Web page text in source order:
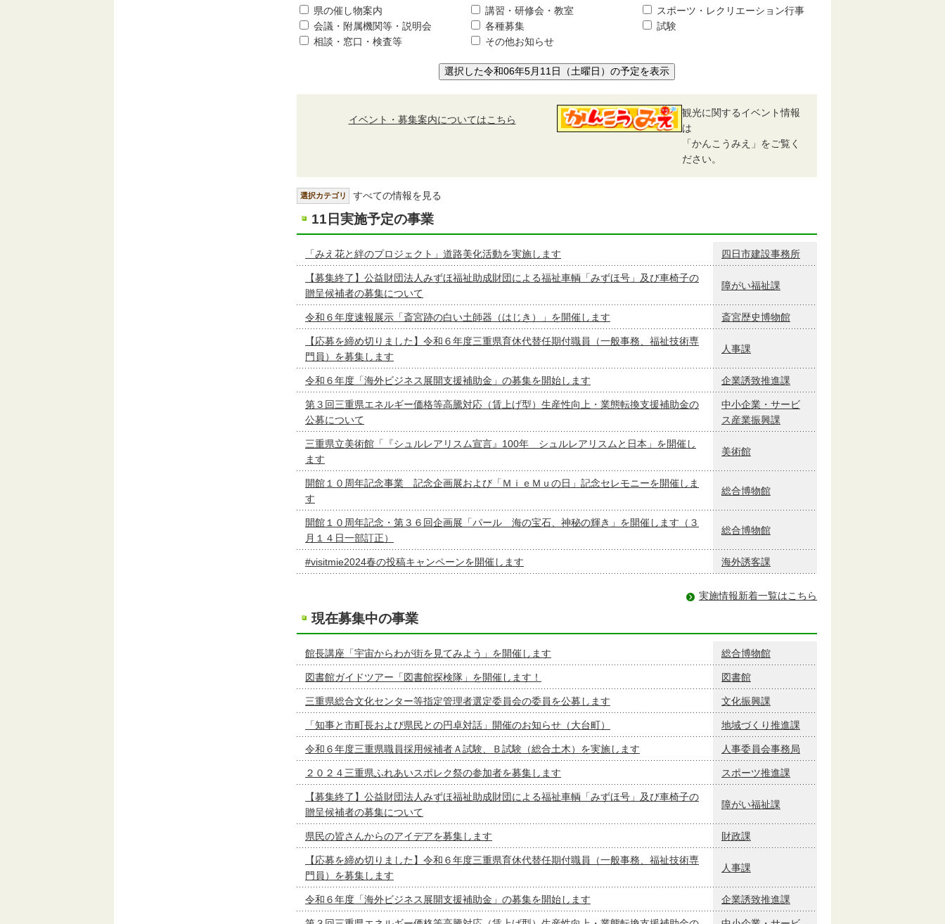
県の催し物案内 講習・研修会・教室
スポーツ・レクリエーション行事
会議・附属機関等・説明会
各種募集
試験
相談・窓口・検査等
その他お知らせ
選択した令和06年5月11日（土曜日）の予定を表示
イベント・募集案内についてはこちら
観光に関するイベント情報
は
「かんこうみえ」をご覧く
ださい。
選択カテゴリ すべての情報を見る
11日実施予定の事業
「みえ花と絆のプロジェクト」道路美化活動を実施します 四日市建設事務所
【募集終了】公益財団法人みずほ福祉助成財団による福祉車輌「みずほ号」及び車椅子の
贈呈候補者の募集について
障がい福祉課
令和６年度速報展示「斎宮跡の白い土師器（はじき）」を開催します 斎宮歴史博物館
【応募を締め切りました】令和６年度三重県育休代替任期付職員（一般事務、福祉技術専
門員）を募集します
人事課
令和６年度「海外ビジネス展開支援補助金」の募集を開始します 企業誘致推進課
第３回三重県エネルギー価格等高騰対応（賃上げ型）生産性向上・業態転換支援補助金の
公募について
中小企業・サービ
ス産業振興課
三重県立美術館「『シュルレアリスム宣言』100年 シュルレアリスムと日本」を開催し
ます
美術館
開館１０周年記念事業 記念企画展および「ＭｉｅＭｕの日」記念セレモニーを開催しま
す
総合博物館
開館１０周年記念・第３６回企画展「パール 海の宝石、神秘の輝き」を開催します（３
月１４日一部訂正）
総合博物館
#visitmie2024春の投稿キャンペーンを開催します 海外誘客課
実施情報新着一覧はこちら
現在募集中の事業
館長講座「宇宙からわが街を見てみよう」を開催します 総合博物館
図書館ガイドツアー「図書館探検隊」を開催します！ 図書館
三重県総合文化センター等指定管理者選定委員会の委員を公募します 文化振興課
「知事と市町長および県民との円卓対話」開催のお知らせ（大台町） 地域づくり推進課
令和６年度三重県職員採用候補者Ａ試験、Ｂ試験（総合土木）を実施します 人事委員会事務局
２０２４三重県ふれあいスポレク祭の参加者を募集します スポーツ推進課
【募集終了】公益財団法人みずほ福祉助成財団による福祉車輌「みずほ号」及び車椅子の
贈呈候補者の募集について
障がい福祉課
県民の皆さんからのアイデアを募集します 財政課
【応募を締め切りました】令和６年度三重県育休代替任期付職員（一般事務、福祉技術専
門員）を募集します
人事課
令和６年度「海外ビジネス展開支援補助金」の募集を開始します 企業誘致推進課